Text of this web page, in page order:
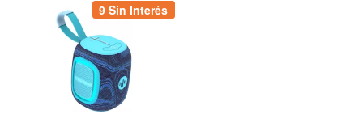
9 Sin Interés